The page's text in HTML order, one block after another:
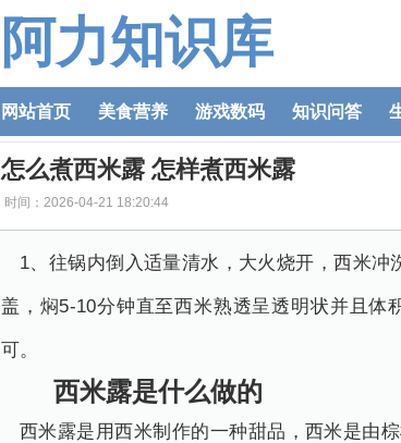
阿力知识库
网站首页 美食营养 游戏数码 知识问答
怎么煮西米露 怎样煮西米露
时间：2026-04-21 18:20:44
1、往锅内倒入适量清水，大火烧开，西米
盖，焖5-10分钟直至西米熟透呈透明状并且体
可。
西米露是什么做的
西米露是用西米制作的一种甜品，西米是由